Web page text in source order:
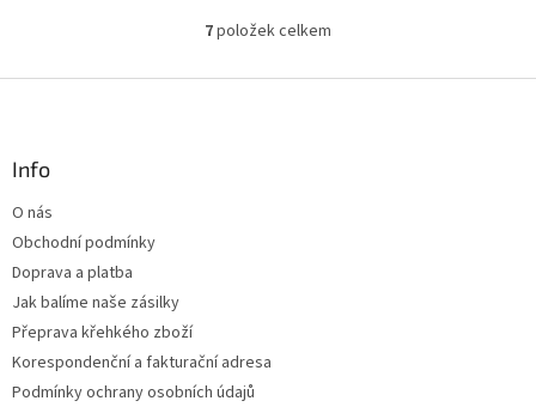
O
l
ý
7položek celkem
Info
O nás
Obchodní podmínky
Doprava a platba
Jak balíme naše zásilky
Přeprava křehkého zboží
Korespondenční a fakturační adresa
Podmínky ochrany osobních údajů